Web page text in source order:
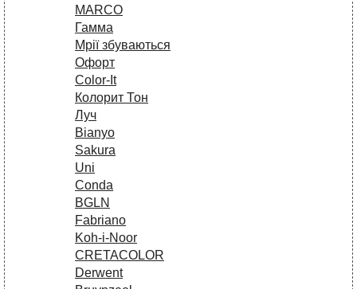
MARCO
Гамма
Мрії збуваються
Офорт
Сolor-It
Колорит Тон
Луч
Bianyo
Sakura
Uni
Conda
BGLN
Fabriano
Koh-i-Noor
CRETACOLOR
Derwent